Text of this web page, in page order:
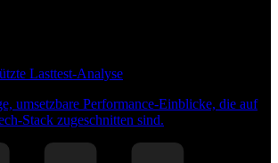
Lasttest-Analyse
umsetzbare Performance-Einblicke, die auf
Stack zugeschnitten sind.